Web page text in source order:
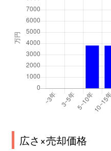
広さ×売却価格